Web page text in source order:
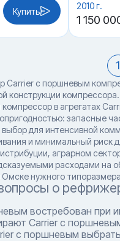
Купить 2010 г.
1 150
1
Carrier с поршневым
конструкции
в агрегатах
запасные
для интенсивной
и минимальный риск
аграрном
расходами
нужного
о
востребован при
Carrier с
с поршневым